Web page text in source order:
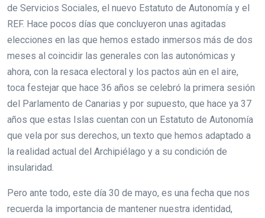
de Servicios Sociales, el nuevo Estatuto de Autonomía y el
REF. Hace pocos días que concluyeron unas agitadas
elecciones en las que hemos estado inmersos más de dos
meses al coincidir las generales con las autonómicas y
ahora, con la resaca electoral y los pactos aún en el aire,
toca festejar que hace 36 años se celebró la primera sesión
del Parlamento de Canarias y por supuesto, que hace ya 37
años que estas Islas cuentan con un Estatuto de Autonomía
que vela por sus derechos, un texto que hemos adaptado a
la realidad actual del Archipiélago y a su condición de
insularidad.
Pero ante todo, este día 30 de mayo, es una fecha que nos
recuerda la importancia de mantener nuestra identidad,